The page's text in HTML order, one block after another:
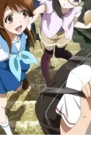
ュール2014年10
年3月26日（木）
全24話キャスト
莉安原絵麻：佳
か：千菅春香藤
井みどり：大和
修哉落合達也：
カ：山岡ゆり高梨
笠原綸子：茅野
也興津由佳：中原
督：...